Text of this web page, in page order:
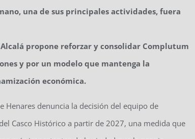
una de sus principales actividades, fuera
propone reforzar y consolidar Complutum
y por un modelo que mantenga la
económica.
Henares denuncia la decisión del equipo de
Casco Histórico a partir de 2027, una medida que